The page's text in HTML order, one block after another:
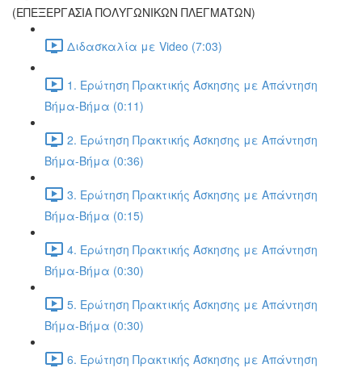
(ΕΠΕΞΕΡΓΑΣΙΑ ΠΟΛΥΓΩΝΙΚΩΝ ΠΛΕΓΜΑΤΩΝ)
Διδασκαλία με Video (7:03)
1. Ερώτηση Πρακτικής Άσκησης με Απάντηση
Βήμα-Βήμα (0:11)
2. Ερώτηση Πρακτικής Άσκησης με Απάντηση
Βήμα-Βήμα (0:36)
3. Ερώτηση Πρακτικής Άσκησης με Απάντηση
Βήμα-Βήμα (0:15)
4. Ερώτηση Πρακτικής Άσκησης με Απάντηση
Βήμα-Βήμα (0:30)
5. Ερώτηση Πρακτικής Άσκησης με Απάντηση
Βήμα-Βήμα (0:30)
6. Ερώτηση Πρακτικής Άσκησης με Απάντηση